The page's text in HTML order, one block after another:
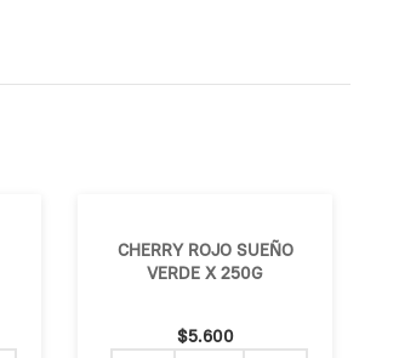
CHERRY ROJO SUEÑO
VERDE X 250G
$5.600